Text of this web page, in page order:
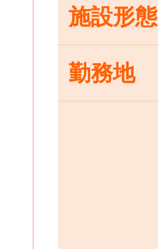
施設形態
勤務地